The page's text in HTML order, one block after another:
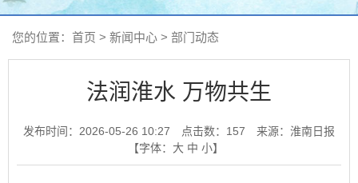
您的位置： 首页 > 新闻中心 > 部门动态
法润淮水 万物共生
发布时间：2026-05-26 10:27 点击数： 157
来源：淮南日报
【字体： 大 中 小】